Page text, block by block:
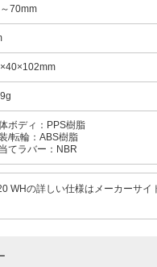
70mm
ボディ：PPS樹脂
/転輪：ABS樹脂
てラバー：NBR
WHの詳しい仕様は メーカーサイ